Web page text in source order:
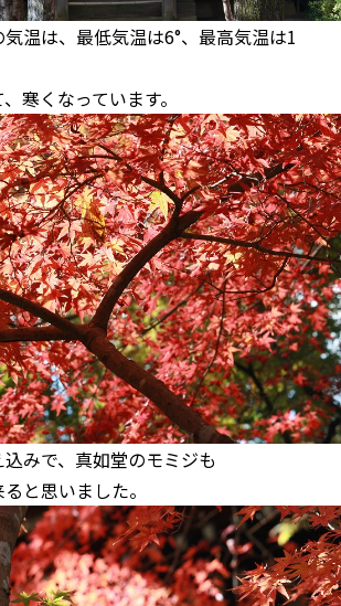
温は、最低気温は6°、最高気温は1
寒くなっています。
みで、真如堂のモミジも
と思いました。